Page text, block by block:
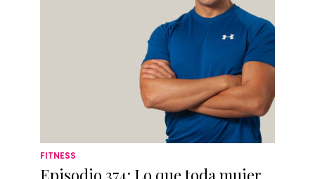
FITNESS
Episodio 374: Lo que toda mujer